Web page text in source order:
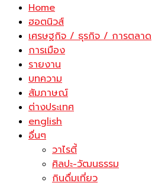
Home
ฮอตนิวส์
เศรษฐกิจ / ธุรกิจ / การตลาด
การเมือง
รายงาน
บทความ
สัมภาษณ์
ต่างประเทศ
english
อื่นๆ
วาไรตี้
ศิลปะ-วัฒนธรรม
กินดื่มเที่ยว